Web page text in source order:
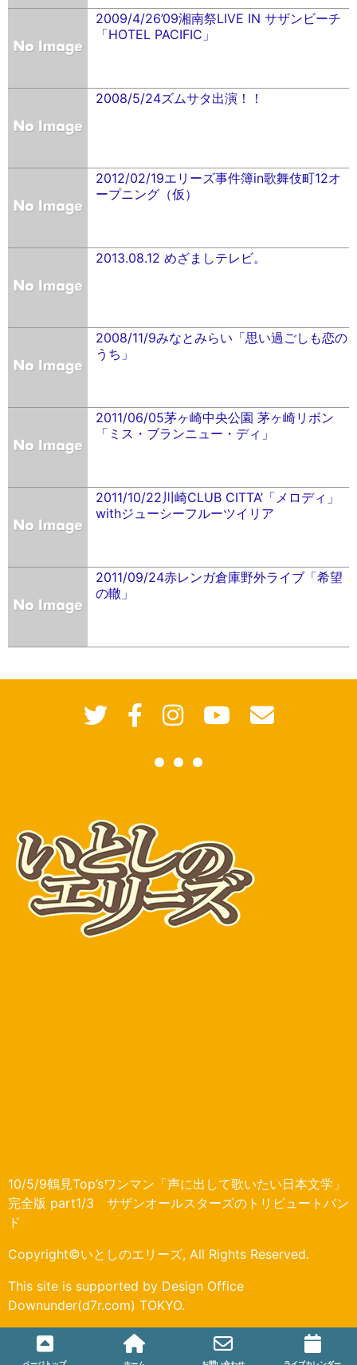
2009/4/26’09湘南祭LIVE IN サザンビーチ
「HOTEL PACIFIC」
2008/5/24ズムサタ出演！！
2012/02/19エリーズ事件簿in歌舞伎町12オ
ープニング（仮）
2013.08.12 めざましテレビ。
2008/11/9みなとみらい「思い過ごしも恋の
うち」
2011/06/05茅ヶ崎中央公園 茅ヶ崎リボン
「ミス・ブランニュー・ディ」
2011/10/22川崎CLUB CITTA’「メロディ」
withジューシーフルーツイリア
2011/09/24赤レンガ倉庫野外ライブ「希望
の轍」
10/5/9鶴見Top’sワンマン「声に出して歌いたい日本文学」
完全版 part1/3 サザンオールスターズのトリビュートバン
ド
Copyright©いとしのエリーズ, All Rights Reserved.
This site is supported by Design Office
Downunder(d7r.com) TOKYO.